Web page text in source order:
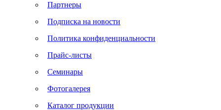
Партнеры
Подписка на новости
Политика конфиденциальности
Прайс-листы
Семинары
Фотогалерея
Каталог продукции